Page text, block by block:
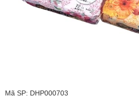
Mã SP: DHP000703